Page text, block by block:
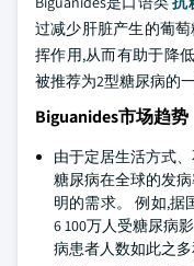
过减少肝脏产生的葡
挥作用,从而有助于降
被推荐为2型糖尿病的
Biguanides市场趋势
由于定居生活方式
糖尿病在全球的发
明的需求。 例如,据
6 100万人受糖尿病
病患者人数如此之多